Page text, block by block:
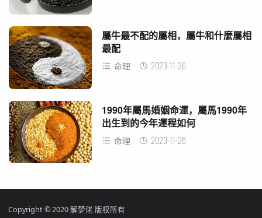
屬牛最不配的屬相，屬牛和什麼屬相
最配
命理 2023-11-26
1990年屬馬婚姻命運，屬馬1990年
出生到的今年運程如何
命理 2023-11-26
Copyright © 2020 解梦佬 版权所有